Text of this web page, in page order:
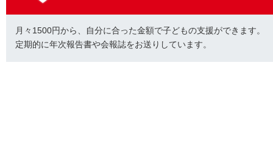
月々1500円から、自分に合った金額で子どもの支援ができます。
定期的に年次報告書や会報誌をお送りしています。